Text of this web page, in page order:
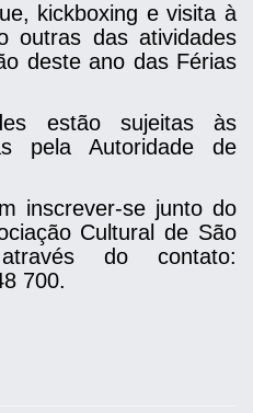
kickboxing e visita à
outras das atividades
deste ano das Férias
estão sujeitas às
pela Autoridade de
inscrever-se junto do
Cultural de São
do contato:
700.